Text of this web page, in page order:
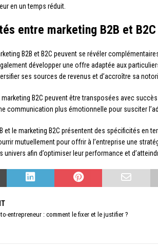
en un temps réduit.
entre marketing B2B et B2C
B2B et B2C peuvent se révéler
développer une offre adaptée aux
ses sources de revenus et d’accroître sa
B2C peuvent être transposées avec
communication plus émotionnelle pour susciter
et le marketing B2C présentent des spécificités
mutuellement pour offrir à l’entreprise une
univers afin d’optimiser leur performance et
entrepreneur : comment le fixer et le justifier ?